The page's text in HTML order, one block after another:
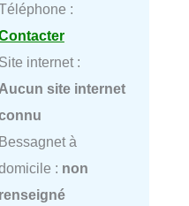
:
Site internet :
Aucun site internet
Bessagnet à
: non
renseigné